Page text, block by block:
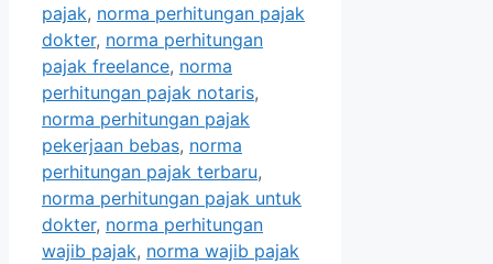
pajak, norma perhitungan pajak
dokter, norma perhitungan
pajak freelance, norma
perhitungan pajak notaris,
norma perhitungan pajak
pekerjaan bebas, norma
perhitungan pajak terbaru,
norma perhitungan pajak untuk
dokter, norma perhitungan
wajib pajak, norma wajib pajak